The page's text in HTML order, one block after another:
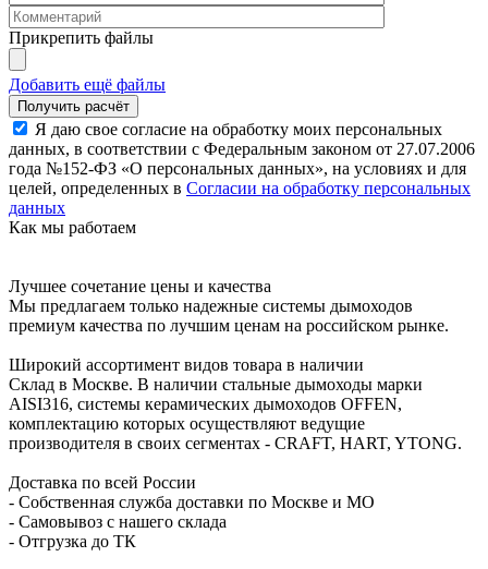
Прикрепить файлы
Добавить ещё файлы
Я даю свое согласие на обработку моих персональных
данных, в соответствии с Федеральным законом от 27.07.2006
года №152-ФЗ «О персональных данных», на условиях и для
целей, определенных в Согласии на обработку персональных
данных
Как мы работаем
Лучшее сочетание цены и качества
Мы предлагаем только надежные системы дымоходов
премиум качества по лучшим ценам на российском рынке.
Широкий ассортимент видов товара в наличии
Склад в Москве. В наличии стальные дымоходы марки
AISI316, системы керамических дымоходов OFFEN,
комплектацию которых осуществляют ведущие
производителя в своих сегментах - CRAFT, HART, YTONG.
Доставка по всей России
- Собственная служба доставки по Москве и МО
- Самовывоз с нашего склада
- Отгрузка до ТК